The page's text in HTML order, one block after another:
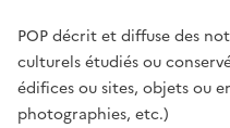
POP décrit et diffuse des
culturels étudiés ou
édifices ou sites, objets ou
photographies, etc.)